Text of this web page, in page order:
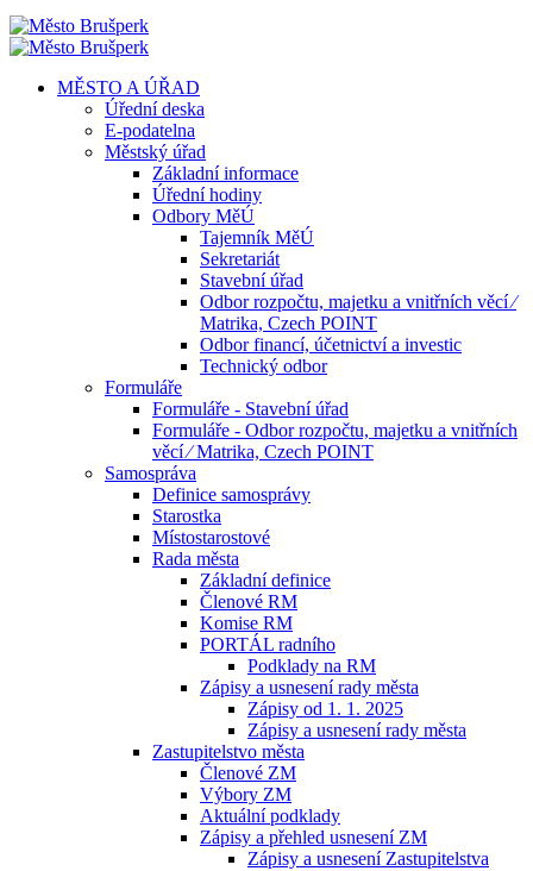
MĚSTO A ÚŘAD
Úřední deska
E-podatelna
Městský úřad
Základní informace
Úřední hodiny
Odbory MěÚ
Tajemník MěÚ
Sekretariát
Stavební úřad
Odbor rozpočtu, majetku a vnitřních věcí ⁄
Matrika, Czech POINT
Odbor financí, účetnictví a investic
Technický odbor
Formuláře
Formuláře - Stavební úřad
Formuláře - Odbor rozpočtu, majetku a vnitřních
věcí ⁄ Matrika, Czech POINT
Samospráva
Definice samosprávy
Starostka
Místostarostové
Rada města
Základní definice
Členové RM
Komise RM
PORTÁL radního
Podklady na RM
Zápisy a usnesení rady města
Zápisy od 1. 1. 2025
Zápisy a usnesení rady města
Zastupitelstvo města
Členové ZM
Výbory ZM
Aktuální podklady
Zápisy a přehled usnesení ZM
Zápisy a usnesení Zastupitelstva